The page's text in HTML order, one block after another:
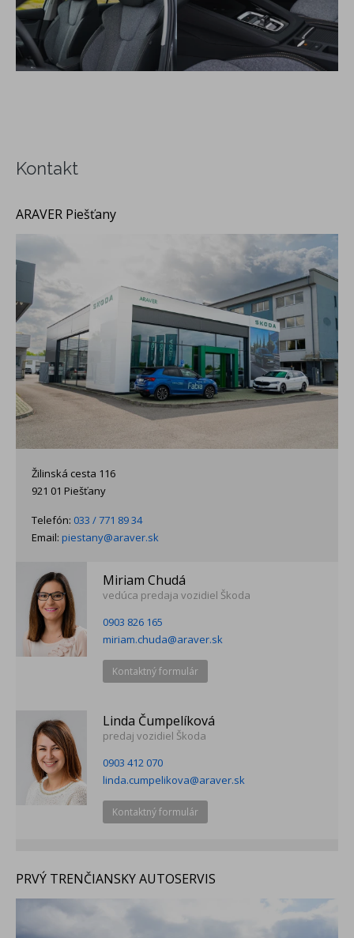
Kontakt
ARAVER Piešťany
Žilinská cesta 116
921 01 Piešťany
Telefón: 033 / 771 89 34
Email: piestany@araver.sk
Miriam Chudá
vedúca predaja vozidiel Škoda
0903 826 165
miriam.chuda@araver.sk
Kontaktný formulár
Linda Čumpelíková
predaj vozidiel Škoda
0903 412 070
linda.cumpelikova@araver.sk
Kontaktný formulár
PRVÝ TRENČIANSKY AUTOSERVIS